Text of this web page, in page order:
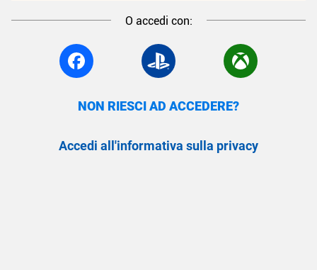
O accedi con:
NON RIESCI AD ACCEDERE?
Accedi all'informativa sulla privacy